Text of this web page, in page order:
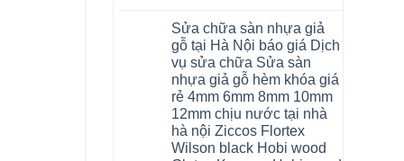
Đà
Nẵng
Quảng
Ninh
bình
luận
ở
Thợ
sửa
sàn
nhựa
thợ
sửa
sàn
nhà
thợ
Sửa chữa sàn nhựa giả
gỗ tại Hà Nội báo giá Dịch
vụ sửa chữa Sửa sàn
nhựa giả gỗ hèm khóa giá
rẻ 4mm 6mm 8mm 10mm
12mm chịu nước tại nhà
hà nội Ziccos Flortex
Wilson black Hobi wood